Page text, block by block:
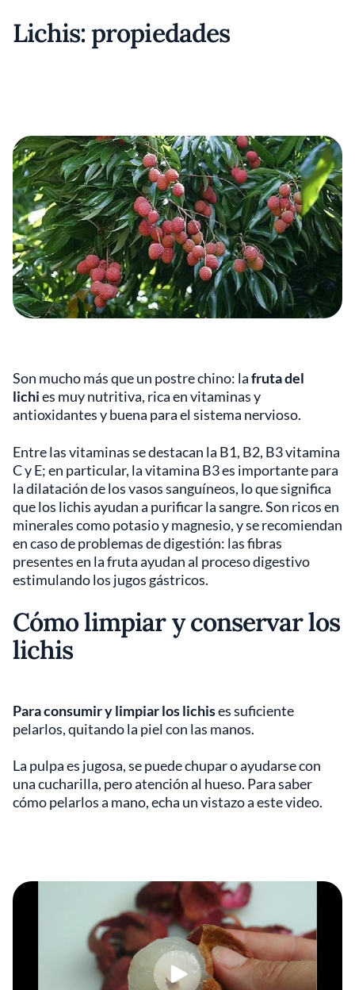
Lichis: propiedades
Son mucho más que un postre chino: lafruta del
lichies muy nutritiva, rica en vitaminas y
antioxidantes y buena para el sistema nervioso.
Entre las vitaminas se destacan la B1, B2, B3 vitamina
C y E; en particular, la vitamina B3 es importante para
la dilatación de los vasos sanguíneos, lo que significa
que los lichis ayudan a purificar la sangre. Son ricos en
minerales como potasio y magnesio, y se recomiendan
en caso de problemas de digestión: las fibras
presentes en la fruta ayudan al proceso digestivo
estimulando los jugos gástricos.
Cómo limpiar y conservar los
lichis
Para consumir y limpiar los lichises suficiente
pelarlos, quitando la piel con las manos.
La pulpa es jugosa, se puede chupar o ayudarse con
una cucharilla, pero atención al hueso. Para saber
cómo pelarlos a mano, echa un vistazo a este video.